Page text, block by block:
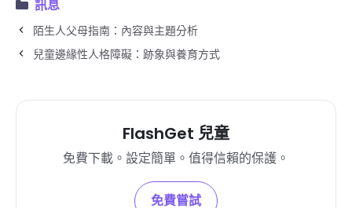
訊息
陌生人父母指南：內容與主題分析
兒童邊緣性人格障礙：跡象與養育方式
FlashGet 兒童
免費下載。設定簡單。值得信賴的保護。
免費嘗試